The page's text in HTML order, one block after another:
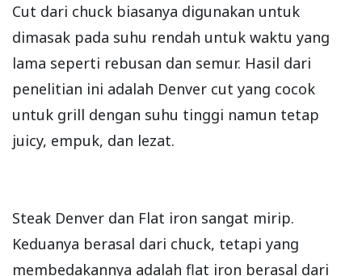
Cut dari chuck biasanya digunakan untuk
dimasak pada suhu rendah untuk waktu yang
lama seperti rebusan dan semur. Hasil dari
penelitian ini adalah Denver cut yang cocok
untuk grill dengan suhu tinggi namun tetap
juicy, empuk, dan lezat.
Steak Denver dan Flat iron sangat mirip.
Keduanya berasal dari chuck, tetapi yang
membedakannya adalah flat iron berasal dari